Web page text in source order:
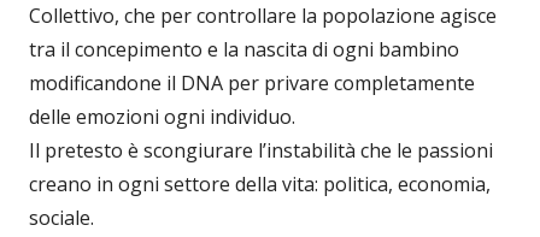
Collettivo, che per controllare la popolazione agisce
tra il concepimento e la nascita di ogni bambino
modificandone il DNA per privare completamente
delle emozioni ogni individuo.
Il pretesto è scongiurare l’instabilità che le passioni
creano in ogni settore della vita: politica, economia,
sociale.